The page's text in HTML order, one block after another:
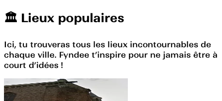
🏛️️ Lieux populaires
Ici, tu trouveras tous les lieux incontournables de
chaque ville. Fyndee t’inspire pour ne jamais être à
court d’idées !